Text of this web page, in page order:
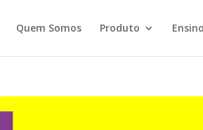
Quem Somos Produto